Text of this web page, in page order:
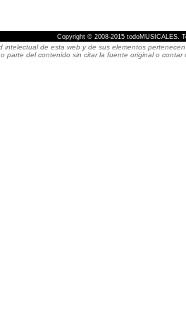
Copyright © 2008-2015 todoMUSICALES.
intelectual de esta web y de sus elementos
parte del contenido sin citar la fuente original o